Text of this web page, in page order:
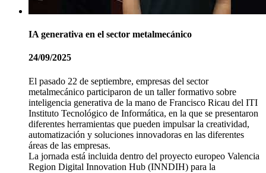
IA generativa en el sector metalmecánico
24/09/2025
El pasado 22 de septiembre, empresas del sector
metalmecánico participaron de un taller formativo sobre
inteligencia generativa de la mano de Francisco Ricau del ITI
Instituto Tecnológico de Informática, en la que se presentaron
diferentes herramientas que pueden impulsar la creatividad,
automatización y soluciones innovadoras en las diferentes
áreas de las empresas.
La jornada está incluida dentro del proyecto europeo Valencia
Region Digital Innovation Hub (INNDIH) para la